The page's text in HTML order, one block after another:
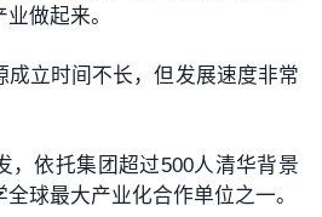
做起来。
成立时间不长，但发展速度非常
，依托集团超过500人清华背景
球最大产业化合作单位之一。